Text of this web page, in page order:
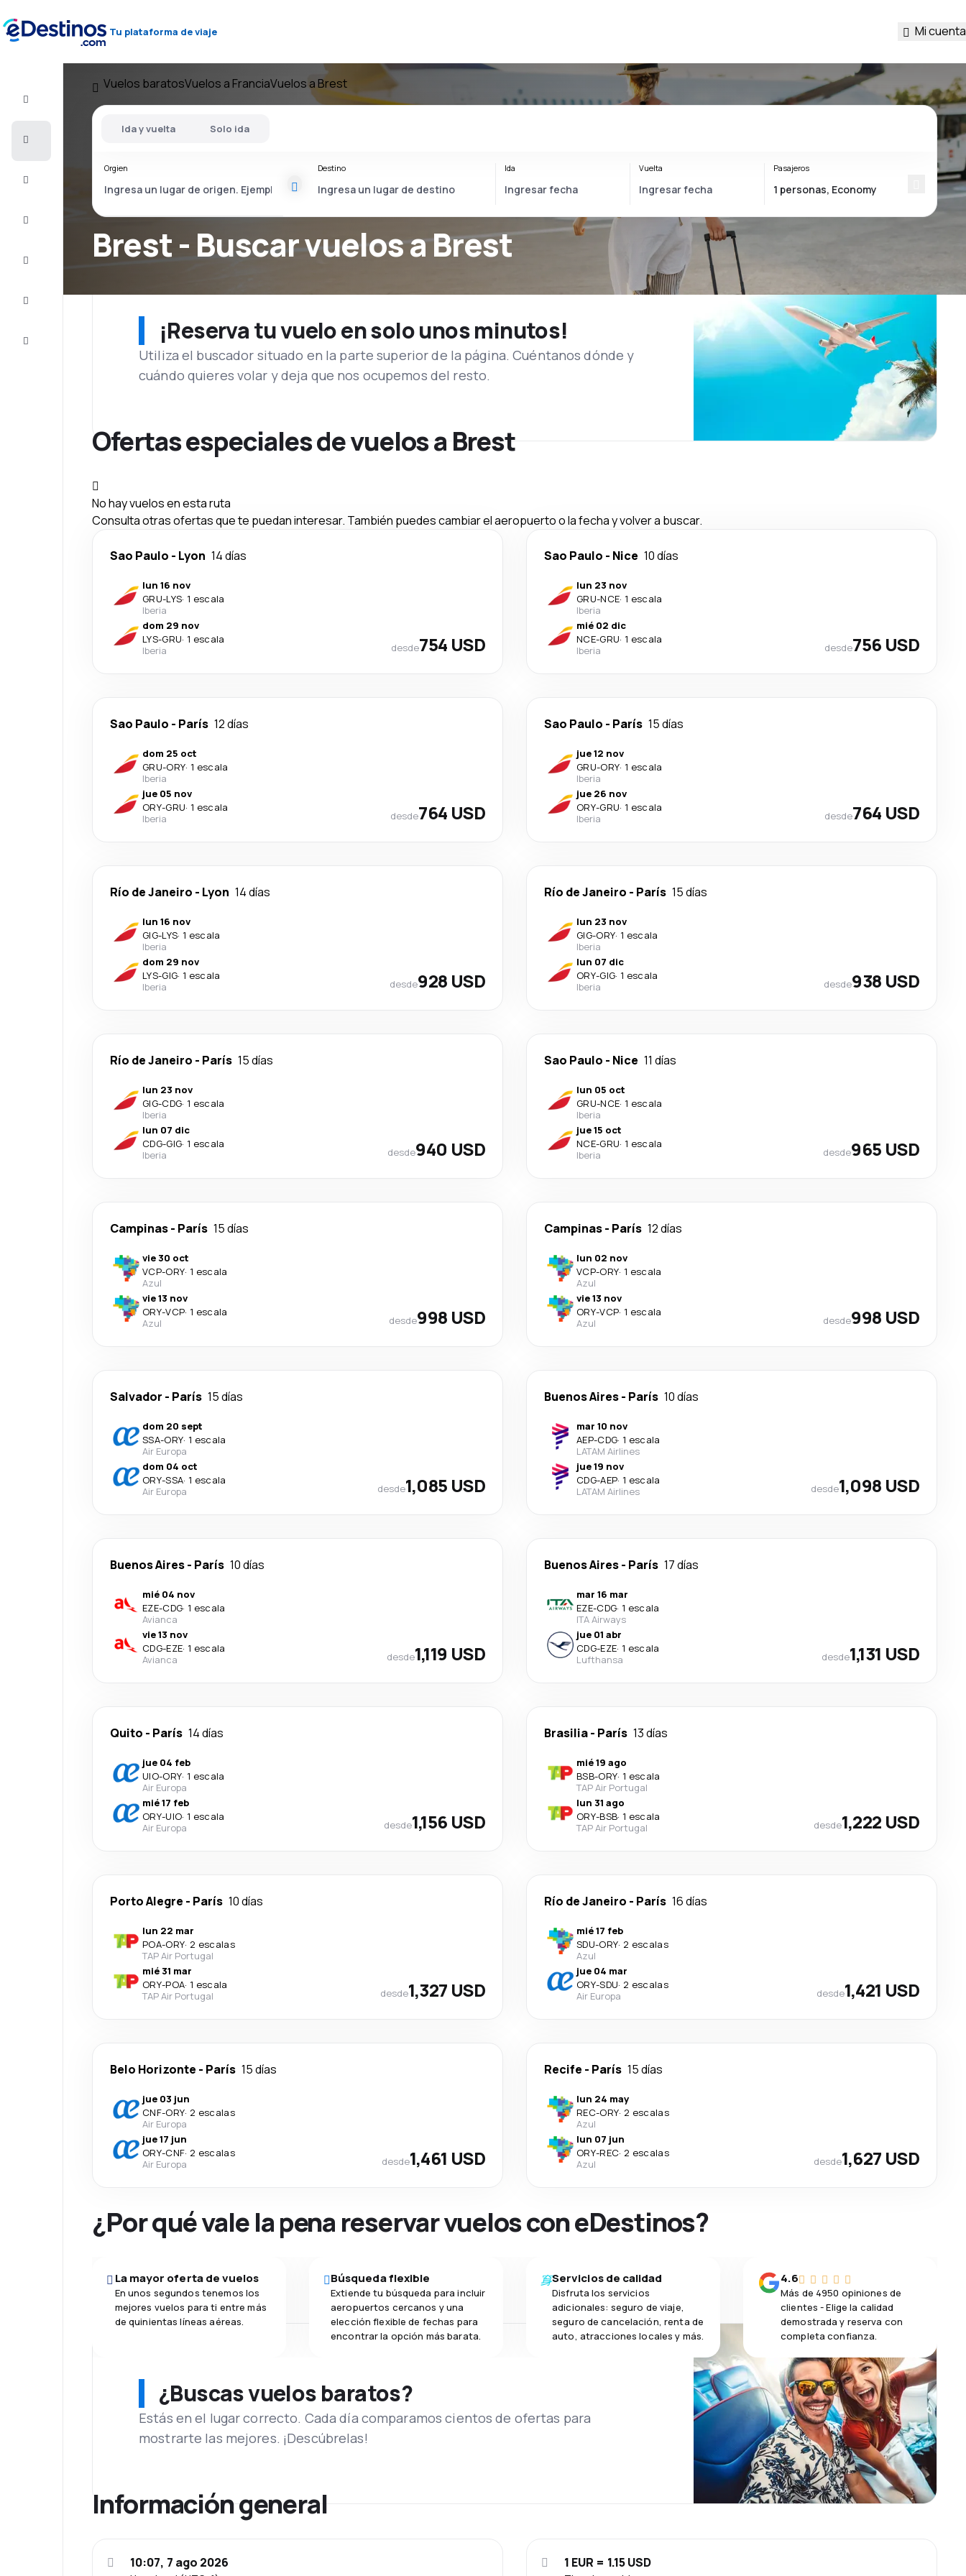
Tu plataforma de viaje Mi cuenta
Inspiración
Vuelos baratosVuelos a FranciaVuelos a Brest
Brest - Buscar vuelos a Brest
Ida y vuelta Solo ida
Orgien Destino Ida Vuelta Pasajeros
¡Reserva tu vuelo en solo unos minutos!
Utiliza el buscador situado en la parte superior de la página. Cuéntanos dónde y
cuándo quieres volar y deja que nos ocupemos del resto.
Ofertas especiales de vuelos a Brest
No hay vuelos en esta ruta
Consulta otras ofertas que te puedan interesar. También puedes cambiar el aeropuerto o la fecha y volver a buscar.
Sao Paulo - Lyon 14 días
lun 16 nov
GRU-LYS· 1 escala
Iberia
dom 29 nov
LYS-GRU· 1 escala
Iberia
desde754 USD
Sao Paulo - Nice 10 días
lun 23 nov
GRU-NCE· 1 escala
Iberia
mié 02 dic
NCE-GRU· 1 escala
Iberia
desde756 USD
Sao Paulo - París 12 días
dom 25 oct
GRU-ORY· 1 escala
Iberia
jue 05 nov
ORY-GRU· 1 escala
Iberia
desde764 USD
Sao Paulo - París 15 días
jue 12 nov
GRU-ORY· 1 escala
Iberia
jue 26 nov
ORY-GRU· 1 escala
Iberia
desde764 USD
Río de Janeiro - Lyon 14 días
lun 16 nov
GIG-LYS· 1 escala
Iberia
dom 29 nov
LYS-GIG· 1 escala
Iberia
desde928 USD
Río de Janeiro - París 15 días
lun 23 nov
GIG-ORY· 1 escala
Iberia
lun 07 dic
ORY-GIG· 1 escala
Iberia
desde938 USD
Río de Janeiro - París 15 días
lun 23 nov
GIG-CDG· 1 escala
Iberia
lun 07 dic
CDG-GIG· 1 escala
Iberia
desde940 USD
Sao Paulo - Nice 11 días
lun 05 oct
GRU-NCE· 1 escala
Iberia
jue 15 oct
NCE-GRU· 1 escala
Iberia
desde965 USD
Campinas- París 15 días
vie 30 oct
VCP-ORY· 1 escala
Azul
vie 13 nov
ORY-VCP· 1 escala
Azul
desde998 USD
Campinas- París 12 días
lun 02 nov
VCP-ORY· 1 escala
Azul
vie 13 nov
ORY-VCP· 1 escala
Azul
desde998 USD
Salvador - París 15 días
dom 20 sept
SSA-ORY· 1 escala
Air Europa
dom 04 oct
ORY-SSA· 1 escala
Air Europa
desde1,085 USD
Buenos Aires- París 10 días
mar 10 nov
AEP-CDG· 1 escala
LATAM Airlines
jue 19 nov
CDG-AEP· 1 escala
LATAM Airlines
desde1,098 USD
Buenos Aires- París 10 días
mié 04 nov
EZE-CDG· 1 escala
Avianca
vie 13 nov
CDG-EZE· 1 escala
Avianca
desde1,119 USD
Buenos Aires- París 17 días
mar 16 mar
EZE-CDG· 1 escala
ITA Airways
jue 01 abr
CDG-EZE· 1 escala
Lufthansa
desde1,131 USD
Quito - París 14 días
jue 04 feb
UIO-ORY· 1 escala
Air Europa
mié 17 feb
ORY-UIO· 1 escala
Air Europa
desde1,156 USD
Brasilia- París 13 días
mié 19 ago
BSB-ORY· 1 escala
TAP Air Portugal
lun 31 ago
ORY-BSB· 1 escala
TAP Air Portugal
desde1,222 USD
Porto Alegre - París 10 días
lun 22 mar
POA-ORY· 2 escalas
TAP Air Portugal
mié 31 mar
ORY-POA· 1 escala
TAP Air Portugal
desde1,327 USD
Río de Janeiro - París 16 días
mié 17 feb
SDU-ORY· 2 escalas
Azul
jue 04 mar
ORY-SDU· 2 escalas
Air Europa
desde1,421 USD
Belo Horizonte - París 15 días
jue 03 jun
CNF-ORY· 2 escalas
Air Europa
jue 17 jun
ORY-CNF· 2 escalas
Air Europa
desde1,461 USD
Recife - París 15 días
lun 24 may
REC-ORY· 2 escalas
Azul
lun 07 jun
ORY-REC· 2 escalas
Azul
desde1,627 USD
¿Por qué vale la pena reservar vuelos con eDestinos?
La mayor oferta de vuelos
En unos segundos tenemos los
mejores vuelos para ti entre más
de quinientas líneas aéreas.
Búsqueda flexible
Extiende tu búsqueda para incluir
aeropuertos cercanos y una
elección flexible de fechas para
encontrar la opción más barata.
Servicios de calidad
Disfruta los servicios
adicionales: seguro de viaje,
seguro de cancelación, renta de
auto, atracciones locales y más.
4.6
Más de 4950 opiniones de
clientes - Elige la calidad
demostrada y reserva con
completa confianza.
¿Buscas vuelos baratos?
Estás en el lugar correcto. Cada día comparamos cientos de ofertas para
mostrarte las mejores. ¡Descúbrelas!
Información general
10:07, 7 ago 2026 1 EUR = 1.15 USD